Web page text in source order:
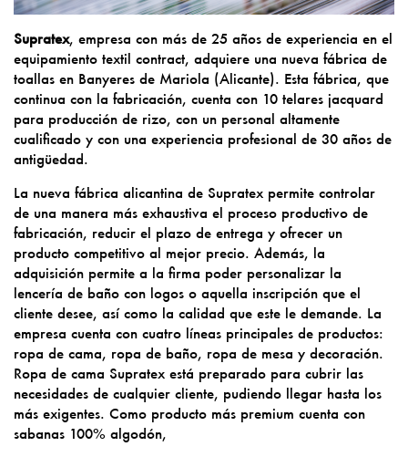
Supratex, empresa con más de 25 años de experiencia en el
equipamiento textil contract, adquiere una nueva fábrica de
toallas en Banyeres de Mariola (Alicante). Esta fábrica, que
continua con la fabricación, cuenta con 10 telares jacquard
para producción de rizo, con un personal altamente
cualificado y con una experiencia profesional de 30 años de
antigüedad.
La nueva fábrica alicantina de Supratex permite controlar
de una manera más exhaustiva el proceso productivo de
fabricación, reducir el plazo de entrega y ofrecer un
producto competitivo al mejor precio. Además, la
adquisición permite a la firma poder personalizar la
lencería de baño con logos o aquella inscripción que el
cliente desee, así como la calidad que este le demande. La
empresa cuenta con cuatro líneas principales de productos:
ropa de cama, ropa de baño, ropa de mesa y decoración.
Ropa de cama Supratex está preparado para cubrir las
necesidades de cualquier cliente, pudiendo llegar hasta los
más exigentes. Como producto más premium cuenta con
sabanas 100% algodón,